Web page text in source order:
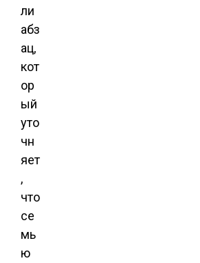
ли
абз
ац,
кот
ор
ый
уто
чн
яет
,
что
се
мь
ю